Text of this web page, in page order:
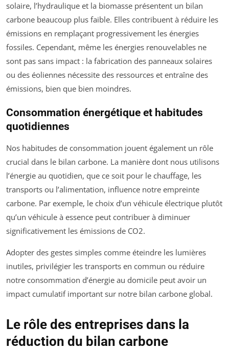
solaire, l’hydraulique et la biomasse présentent un bilan
carbone beaucoup plus faible. Elles contribuent à réduire les
émissions en remplaçant progressivement les énergies
fossiles. Cependant, même les énergies renouvelables ne
sont pas sans impact : la fabrication des panneaux solaires
ou des éoliennes nécessite des ressources et entraîne des
émissions, bien que bien moindres.
Consommation énergétique et habitudes
quotidiennes
Nos habitudes de consommation jouent également un rôle
crucial dans le bilan carbone. La manière dont nous utilisons
l’énergie au quotidien, que ce soit pour le chauffage, les
transports ou l’alimentation, influence notre empreinte
carbone. Par exemple, le choix d’un véhicule électrique plutôt
qu’un véhicule à essence peut contribuer à diminuer
significativement les émissions de CO2.
Adopter des gestes simples comme éteindre les lumières
inutiles, privilégier les transports en commun ou réduire
notre consommation d’énergie au domicile peut avoir un
impact cumulatif important sur notre bilan carbone global.
Le rôle des entreprises dans la
réduction du bilan carbone